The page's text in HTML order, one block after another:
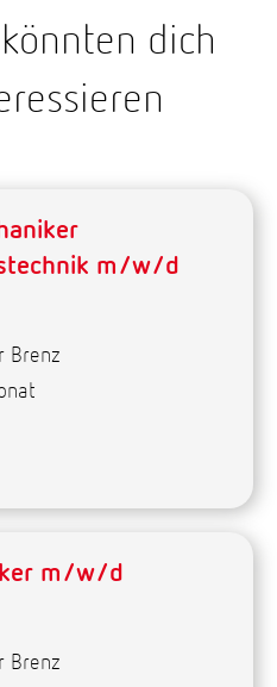
könnten dich
m/w/d
Brenz
m/w/d
Brenz